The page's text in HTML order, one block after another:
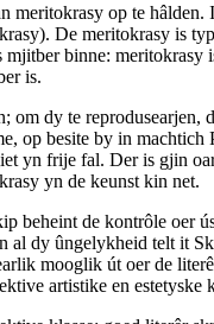
meritokrasy op te
De meritokrasy is
binne:
is.
dy te reprodusearjen,
op besite by in
yn frije fal. Der is gjin
yn de keunst kin net.
beheint de kontrôle oer
dy ûngelykheid telt it
mooglik út oer de
artistike en estetyske